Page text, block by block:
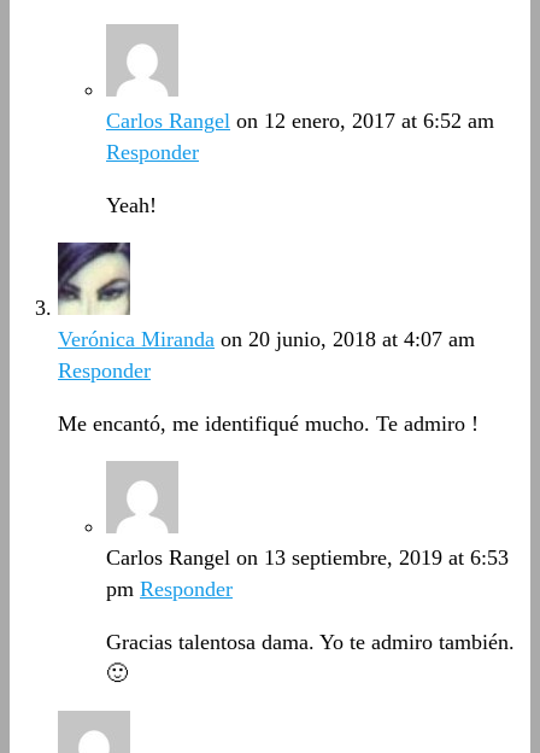
Carlos Rangel on 12 enero, 2017 at 6:52 am
Responder
Yeah!
Verónica Miranda on 20 junio, 2018 at 4:07 am
Responder
Me encantó, me identifiqué mucho. Te admiro !
Carlos Rangel on 13 septiembre, 2019 at 6:53
pm Responder
Gracias talentosa dama. Yo te admiro también.
🙂